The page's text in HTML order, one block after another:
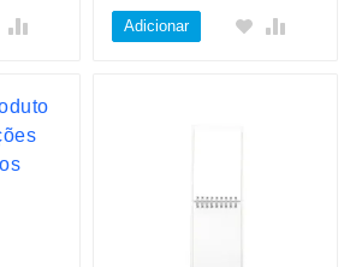
Adicionar